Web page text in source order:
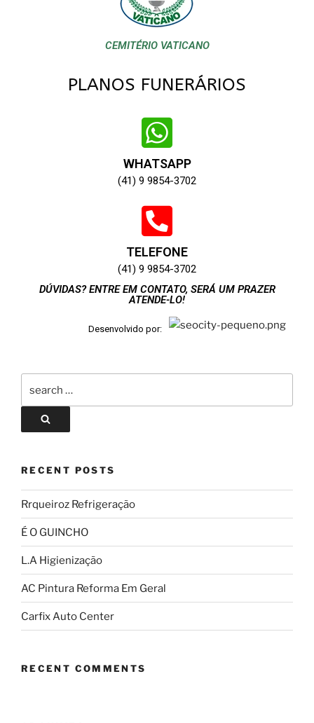
CEMITÉRIO VATICANO
PLANOS FUNERÁRIOS
WHATSAPP
(41) 9 9854-3702
TELEFONE
(41) 9 9854-3702
DÚVIDAS? ENTRE EM CONTATO, SERÁ UM PRAZER
ATENDE-LO!
Desenvolvido por:
RECENT POSTS
Rrqueiroz Refrigeração
É O GUINCHO
L.A Higienização
AC Pintura Reforma Em Geral
Carfix Auto Center
RECENT COMMENTS